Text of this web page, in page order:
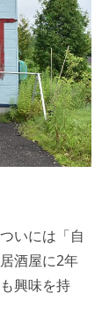
いには「自
酒屋に2年
興味を持